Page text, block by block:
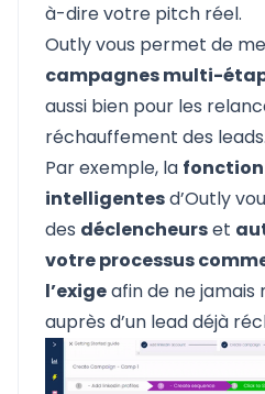
à-dire votre pitch réel.
Outly vous permet de
campagnes multi-
aussi bien pour les
réchauffement des leads.
Par exemple, la fonction
intelligentesd’Outly
des déclencheurset
votre processus
l’exigeafin de ne
auprès d’un lead déjà